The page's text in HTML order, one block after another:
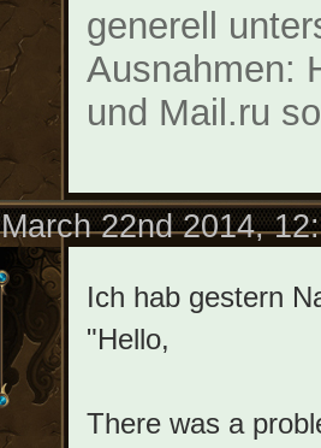
generell
Ausnahmen:
und Mail.ru
22nd 2014,
Ich hab gestern
"Hello,
There was a